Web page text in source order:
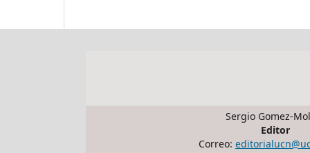
Sergio Gomez-
Editor
Correo: